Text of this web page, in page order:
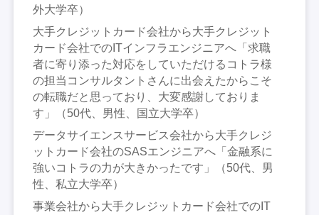
外大学卒）
大手クレジットカード会社から大手クレジット
カード会社でのITインフラエンジニアへ「求職
者に寄り添った対応をしていただけるコトラ様
の担当コンサルタントさんに出会えたからこそ
の転職だと思っており、大変感謝しておりま
す」（50代、男性、国立大学卒）
データサイエンスサービス会社から大手クレジ
ットカード会社のSASエンジニアへ「金融系に
強いコトラの力が大きかったです」（50代、男
性、私立大学卒）
事業会社から大手クレジットカード会社でのIT